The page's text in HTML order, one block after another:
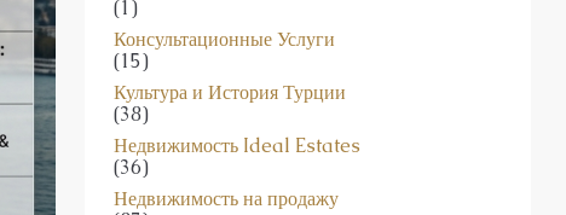
Консультации по развитию недвижимости
(1)
Консультационные Услуги
(15)
Культура и История Турции
(38)
Недвижимость Ideal Estates
(36)